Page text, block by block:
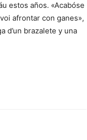
estos años. «Acabóse
afrontar con ganes»,
d’un brazalete y una